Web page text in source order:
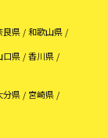
良県
和歌山県
口県
香川県
分県
宮崎県